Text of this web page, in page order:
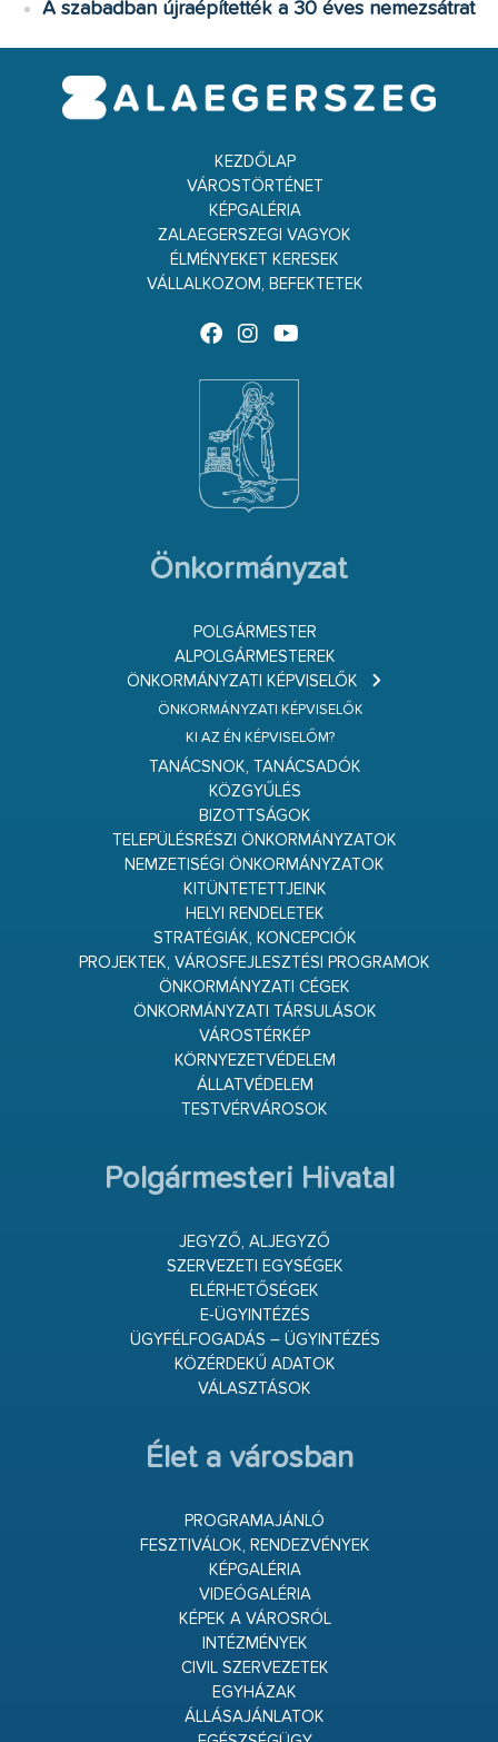
A szabadban újraépítették a 30 éves nemezsátrat
KEZDŐLAP
VÁROSTÖRTÉNET
KÉPGALÉRIA
ZALAEGERSZEGI VAGYOK
ÉLMÉNYEKET KERESEK
VÁLLALKOZOM, BEFEKTETEK
Önkormányzat
POLGÁRMESTER
ALPOLGÁRMESTEREK
ÖNKORMÁNYZATI KÉPVISELŐK
ÖNKORMÁNYZATI KÉPVISELŐK
KI AZ ÉN KÉPVISELŐM?
TANÁCSNOK, TANÁCSADÓK
KÖZGYŰLÉS
BIZOTTSÁGOK
TELEPÜLÉSRÉSZI ÖNKORMÁNYZATOK
NEMZETISÉGI ÖNKORMÁNYZATOK
KITÜNTETETTJEINK
HELYI RENDELETEK
STRATÉGIÁK, KONCEPCIÓK
PROJEKTEK, VÁROSFEJLESZTÉSI PROGRAMOK
ÖNKORMÁNYZATI CÉGEK
ÖNKORMÁNYZATI TÁRSULÁSOK
VÁROSTÉRKÉP
KÖRNYEZETVÉDELEM
ÁLLATVÉDELEM
TESTVÉRVÁROSOK
Polgármesteri Hivatal
JEGYZŐ, ALJEGYZŐ
SZERVEZETI EGYSÉGEK
ELÉRHETŐSÉGEK
E-ÜGYINTÉZÉS
ÜGYFÉLFOGADÁS – ÜGYINTÉZÉS
KÖZÉRDEKŰ ADATOK
VÁLASZTÁSOK
Élet a városban
PROGRAMAJÁNLÓ
FESZTIVÁLOK, RENDEZVÉNYEK
KÉPGALÉRIA
VIDEÓGALÉRIA
KÉPEK A VÁROSRÓL
INTÉZMÉNYEK
CIVIL SZERVEZETEK
EGYHÁZAK
ÁLLÁSAJÁNLATOK